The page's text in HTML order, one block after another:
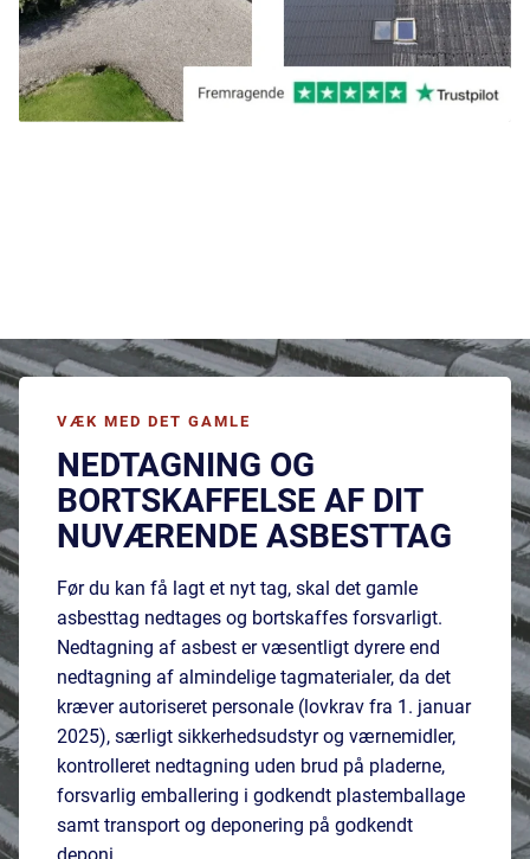
VÆK MED DET GAMLE
NEDTAGNING OG
BORTSKAFFELSE AF DIT
NUVÆRENDE ASBESTTAG
Før du kan få lagt et nyt tag, skal det gamle
asbesttag nedtages og bortskaffes forsvarligt.
Nedtagning af asbest er væsentligt dyrere end
nedtagning af almindelige tagmaterialer, da det
kræver autoriseret personale (lovkrav fra 1. januar
2025), særligt sikkerhedsudstyr og værnemidler,
kontrolleret nedtagning uden brud på pladerne,
forsvarlig emballering i godkendt plastemballage
samt transport og deponering på godkendt